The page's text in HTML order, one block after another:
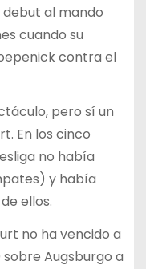
al mando
cuando su
contra el
pero sí un
En los cinco
no había
y había
ellos.
no ha vencido a
Augsburgo a